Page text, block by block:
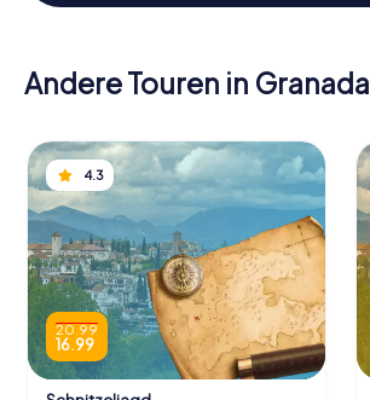
Andere Touren in Granada
4.3
20.99
16.99